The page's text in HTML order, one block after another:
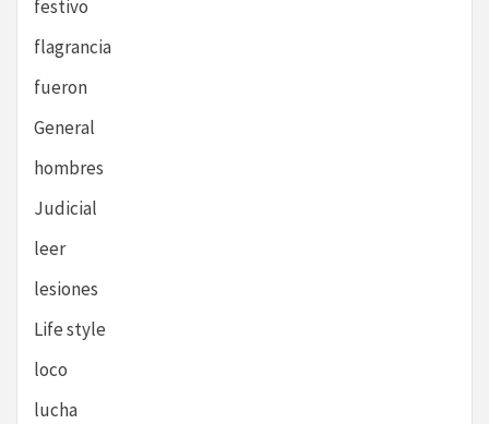
festivo
flagrancia
fueron
General
hombres
Judicial
leer
lesiones
Life style
loco
lucha